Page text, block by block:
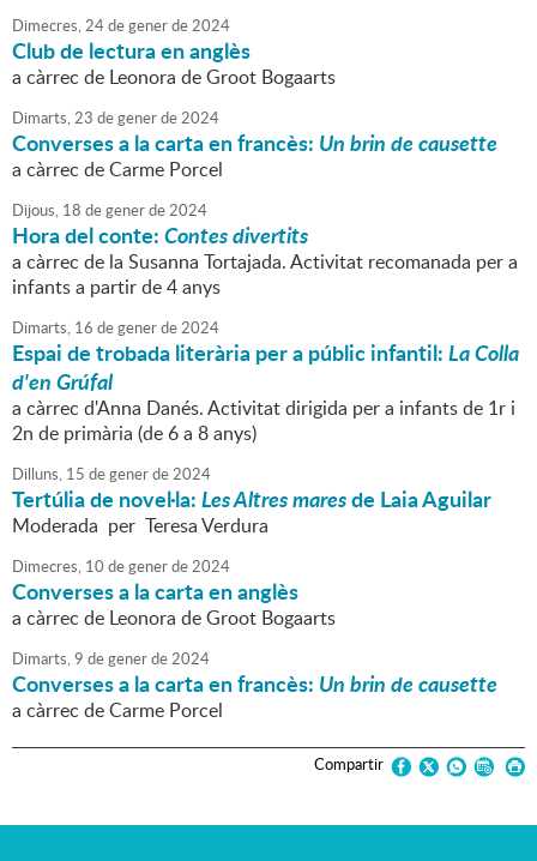
Dimecres,24degenerde2024
Club de lectura en anglès
a càrrec de Leonora de Groot Bogaarts
Dimarts,23 degenerde2024
Converses a la carta en francès: Un brin de causette
a càrrec de Carme Porcel
Dijous, 18 degenerde2024
Hora del conte:Contes divertits
a càrrec de la Susanna Tortajada. Activitat recomanada per a
infants a partir de 4 anys
Dimarts, 16 degenerde2024
Espai de trobada literària per a públic infantil:La Colla
d'en Grúfal
a càrrec d'Anna Danés. Activitat dirigida per a infants de 1r i
2n de primària (de 6 a 8 anys)
Dilluns, 15 degenerde2024
Tertúlia de novel·la:Les Altres maresde Laia Aguilar
Moderada per Teresa Verdura
Dimecres, 10 degenerde2024
Converses a la carta en anglès
a càrrec de Leonora de Groot Bogaarts
Dimarts,9 degenerde2024
Converses a la carta en francès: Un brin de causette
a càrrec de Carme Porcel
Compartir